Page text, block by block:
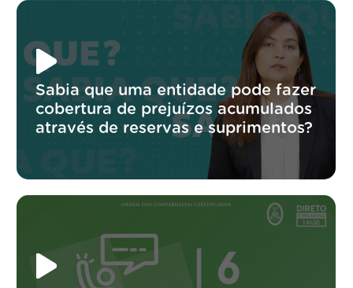
Sabia que uma entidade pode fazer
cobertura de prejuízos acumulados
através de reservas e suprimentos?